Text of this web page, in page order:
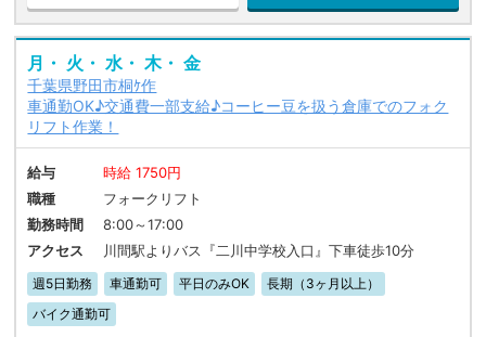
月・ 火・ 水・ 木・ 金
千葉県野田市桐ｹ作
車通勤OK♪交通費一部支給♪コーヒー豆を扱う倉庫でのフォク
リフト作業！
給与
時給 1750円
職種
フォークリフト
勤務時間
8:00～17:00
アクセス
川間駅よりバス『二川中学校入口』下車徒歩10分
週5日勤務 車通勤可 平日のみOK
長期（3ヶ月以上）
バイク通勤可